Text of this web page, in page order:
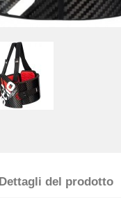
Dettagli del prodotto